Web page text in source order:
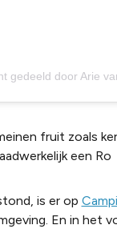
gedeeld door Arie
fruit zoals
een Ro
is er op
En in het